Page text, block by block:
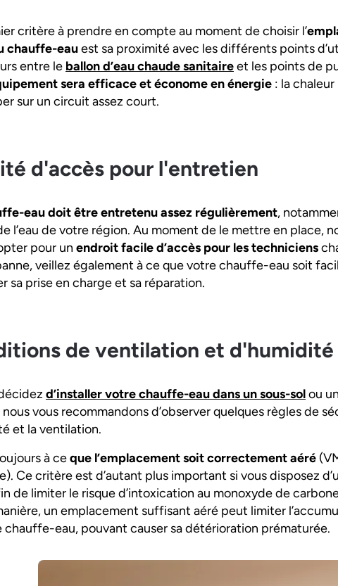
critère à prendre en compte au moment de choisir l’
chauffe-eauest sa proximité avec les différents points
entre le ballon d’eau chaude sanitaireet les points de
sera efficace et économe en énergie : la chaleur
sur un circuit assez court.
d'accès pour l'entretien
eau doit être entretenu assez régulièrement,
l’eau de votre région. Au moment de le mettre en place,
pour un endroit facile d’accès pour les techniciens
veillez également à ce que votre chauffe-eau soit
sa prise en charge et sa réparation.
de ventilation et d'humidité
d’installer votre chauffe-eau dans un sous-solou
vous recommandons d’observer quelques règles de
et la ventilation.
à ceque l’emplacement soit correctement aéré
Ce critère est d’autant plus important si vous disposez
de limiter le risque d’intoxication au monoxyde de
un emplacement suffisant aéré peut limiter
chauffe-eau, pouvant causer sa détérioration prématurée.